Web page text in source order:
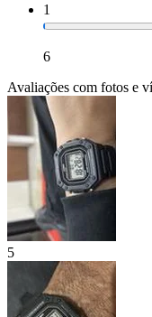
1
6
Avaliações com fotos e
5